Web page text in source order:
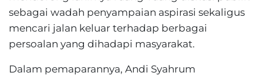
sebagai wadah penyampaian aspirasi sekaligus
mencari jalan keluar terhadap berbagai
persoalan yang dihadapi masyarakat.
Dalam pemaparannya, Andi Syahrum